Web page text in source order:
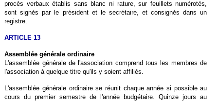
procès verbaux établis sans blanc ni rature, sur feuillets numérotés,
sont signés par le président et le secrétaire, et consignés dans un
registre.
ARTICLE 13
Assemblée générale ordinaire
L'assemblée générale de l'association comprend tous les membres de
l'association à quelque titre qu'ils y soient affiliés.
L'assemblée générale ordinaire se réunit chaque année si possible au
cours du premier semestre de l'année budgétaire. Quinze jours au